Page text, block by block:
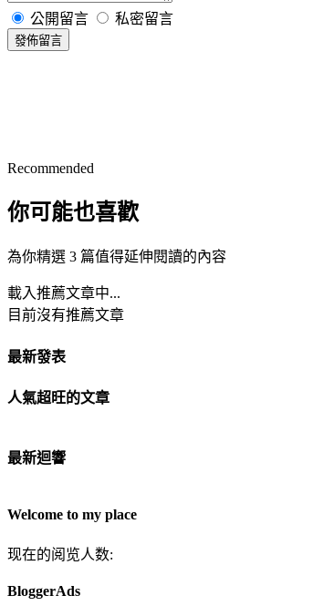
公開留言 私密留言
發佈留言
Recommended
你可能也喜歡
為你精選 3 篇值得延伸閱讀的內容
載入推薦文章中...
目前沒有推薦文章
最新發表
人氣超旺的文章
最新迴響
Welcome to my place
现在的阅览人数:
BloggerAds